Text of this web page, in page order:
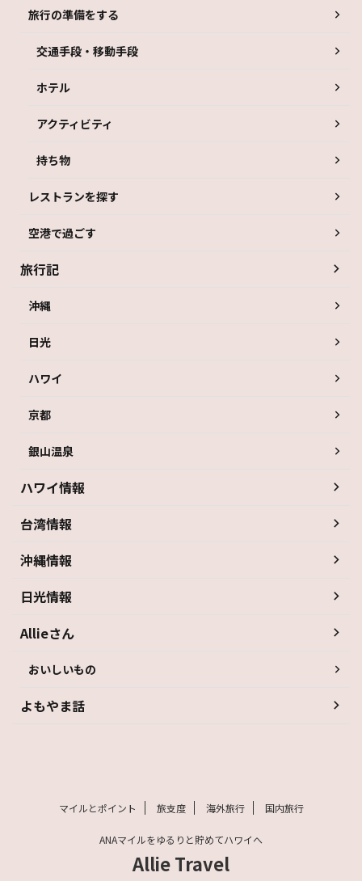
旅行の準備をする
交通手段・移動手段
ホテル
アクティビティ
持ち物
レストランを探す
空港で過ごす
旅行記
沖縄
日光
ハワイ
京都
銀山温泉
ハワイ情報
台湾情報
沖縄情報
日光情報
Allieさん
おいしいもの
よもやま話
マイルとポイント 旅支度 海外旅行 国内旅行
ANAマイルをゆるりと貯めてハワイへ
Allie Travel